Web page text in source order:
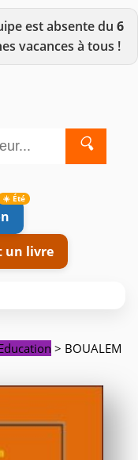
est absente du 6
vacances à tous !
🔍
un livre
> BOUALEM